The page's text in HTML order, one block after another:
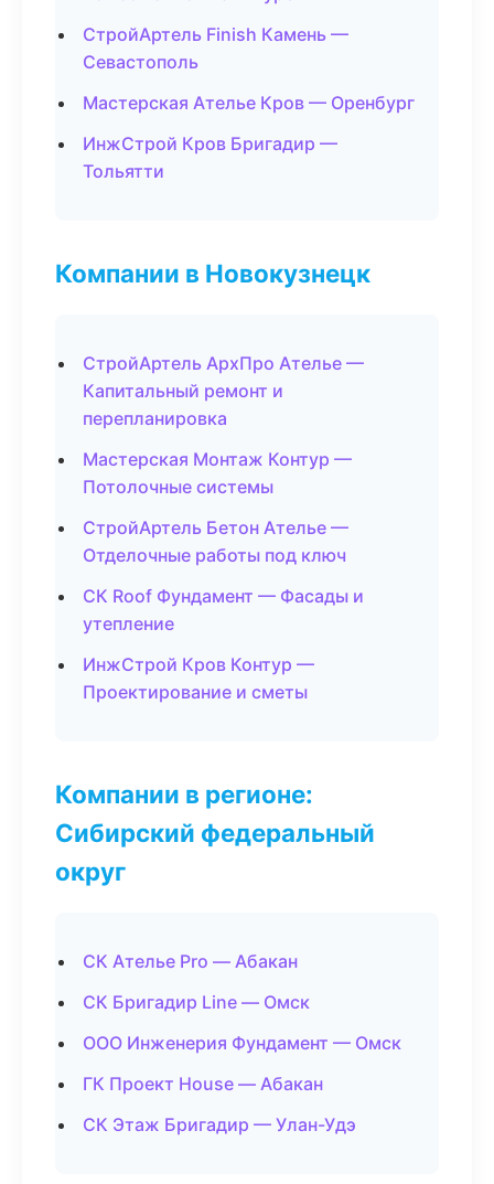
СтройАртель Finish Камень —
Севастополь
Мастерская Ателье Кров — Оренбург
ИнжСтрой Кров Бригадир —
Тольятти
Компании в Новокузнецк
СтройАртель АрхПро Ателье —
Капитальный ремонт и
перепланировка
Мастерская Монтаж Контур —
Потолочные системы
СтройАртель Бетон Ателье —
Отделочные работы под ключ
СК Roof Фундамент — Фасады и
утепление
ИнжСтрой Кров Контур —
Проектирование и сметы
Компании в регионе:
Сибирский федеральный
округ
СК Ателье Pro — Абакан
СК Бригадир Line — Омск
ООО Инженерия Фундамент — Омск
ГК Проект House — Абакан
СК Этаж Бригадир — Улан-Удэ